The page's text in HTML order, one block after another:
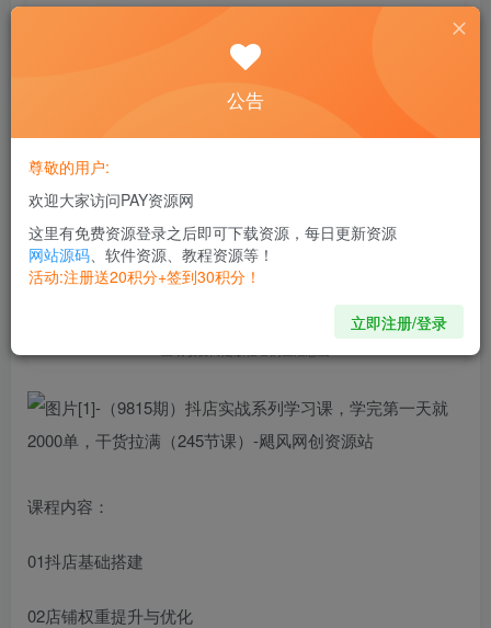
此内容为付费阅读，请付费后查看
会员专属资源
黄金会员免费 钻石会员免费
The worst sort of indolence is being given a choice, yet
taking no initiative to change.
我们人生中最大的懒惰，就是当我们明知自己拥有作出选择的能力，却不去
课程内容：
01抖店基础搭建
02店铺权重提升与优化
公告
尊敬的用户:
欢迎大家访问PAY资源网
这里有免费资源登录之后即可下载资源，每日更新资源
网站源码、软件资源、教程资源等！
活动:注册送20积分+签到30积分！
立即注册/登录